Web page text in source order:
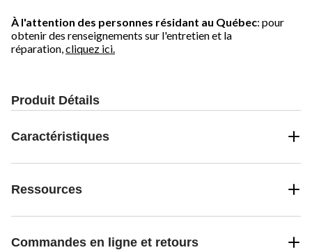
À l'attention des personnes résidant au Québec: pour
obtenir des renseignements sur l'entretien et la
réparation, cliquez ici.
Produit Détails
Caractéristiques
Ressources
Commandes en ligne et retours